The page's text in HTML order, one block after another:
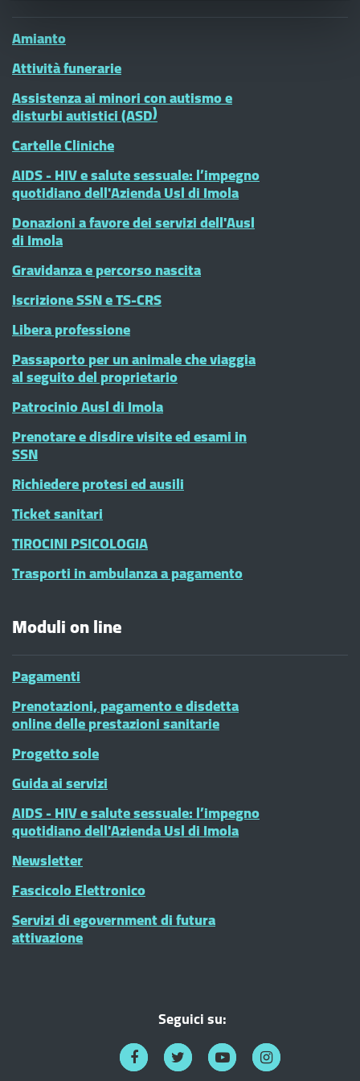
Amianto
Attività funerarie
Assistenza ai minori con autismo e
disturbi autistici (ASD)
Cartelle Cliniche
AIDS - HIV e salute sessuale: l’impegno
quotidiano dell'Azienda Usl di Imola
Donazioni a favore dei servizi dell'Ausl
di Imola
Gravidanza e percorso nascita
Iscrizione SSN e TS-CRS
Libera professione
Passaporto per un animale che viaggia
al seguito del proprietario
Patrocinio Ausl di Imola
Prenotare e disdire visite ed esami in
SSN
Richiedere protesi ed ausili
Ticket sanitari
TIROCINI PSICOLOGIA
Trasporti in ambulanza a pagamento
Moduli on line
Pagamenti
Prenotazioni, pagamento e disdetta
online delle prestazioni sanitarie
Progetto sole
Guida ai servizi
AIDS - HIV e salute sessuale: l’impegno
quotidiano dell'Azienda Usl di Imola
Newsletter
Fascicolo Elettronico
Servizi di egovernment di futura
attivazione
Seguici su: